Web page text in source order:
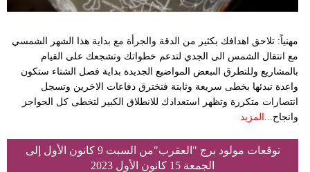
مهنياً: تلاحق اهدافك بكثير من الدقة والجرأة مع بداية هذا الشهر الشمسي
مع انتقال الشمس الى الجدي لتدعم خطواتك وتشجعك على القيام
بالمشاريع وللتطرق الىبعض المواضيع الجديدة بداية فصل الشتاء ستكون
واعدة تبدئها بخطى سريعة وثابتة فتخترق دفاعات الاخرين وتسجل
انتصارات متكررة وتظهر استعدادك للانطلاق الكبير لتخطى كل الحواجز
وانجاح... المزيد
توقعات مولود برج "العقرب"من السبت 9 كانون الأول إلى
الجمعة 15 كانون الأول 2023